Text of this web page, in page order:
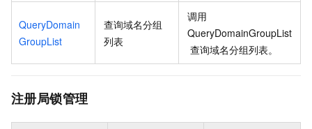
QueryDomain
GroupList
查询域名分组
列表
调用
QueryDomainGroupList
查询域名分组列表。
注册局锁管理